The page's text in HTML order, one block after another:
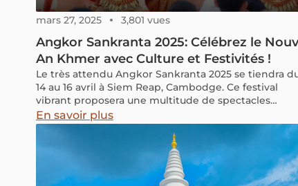
mars 27, 2025 3,801 vues
Angkor Sankranta 2025: Célébrez le
An Khmer avec Culture et Festivités !
Le très attendu Angkor Sankranta 2025 se tiendra
14 au 16 avril à Siem Reap, Cambodge. Ce festival
vibrant proposera une multitude de spectacles
culturels, de jeux traditionnels, de délices culinaires
d’expositions artistiques, en faisant un événement
incontournable pour les voyageurs à la recherche
d’une expérience authentique khmère.
En savoir plus